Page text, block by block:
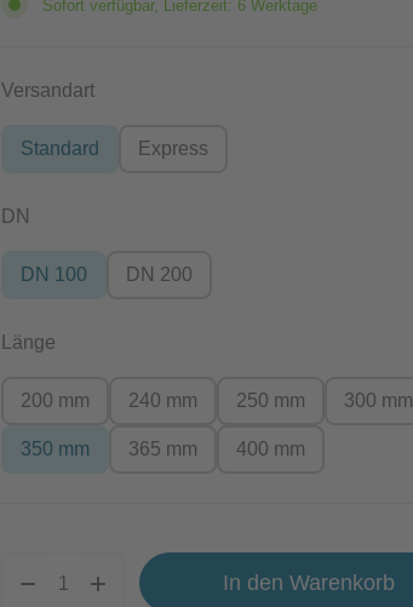
Sofort verfügbar, Lieferzeit: 6 Werktage
Versandartauswählen
Standard Express
DN
DN 100 DN 200
Länge
200 mm 240 mm 250 mm 300 mm
350 mm 365 mm 400 mm
In den Warenkorb